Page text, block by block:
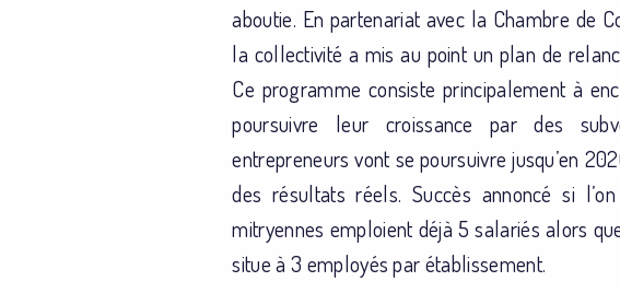
aboutie. En partenariat avec la Chambre de
la collectivité a mis au point un plan de
Ce programme consiste principalement à
poursuivre leur croissance par des
entrepreneurs vont se poursuivre jusqu’en
des résultats réels. Succès annoncé si
mitryennes emploient déjà 5 salariés alors
situe à 3 employés par établissement.